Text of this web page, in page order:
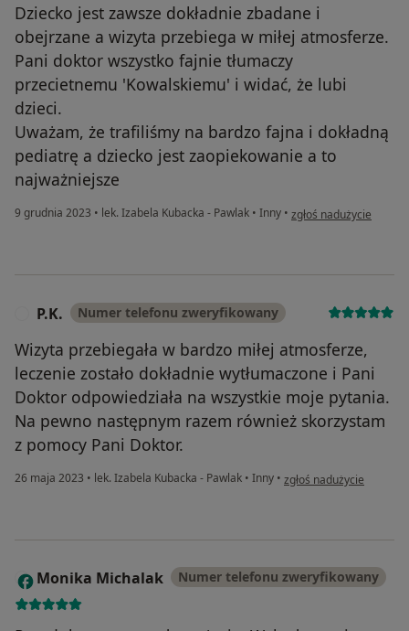
Dziecko jest zawsze dokładnie zbadane i
obejrzane a wizyta przebiega w miłej atmosferze.
Pani doktor wszystko fajnie tłumaczy
przecietnemu 'Kowalskiemu' i widać, że lubi
dzieci.
Uważam, że trafiliśmy na bardzo fajna i dokładną
pediatrę a dziecko jest zaopiekowanie a to
najważniejsze
9 grudnia 2023 • lek. Izabela Kubacka - Pawlak • Inny • w opinii użytkownika
zgłoś nadużycie
P.K. Numer telefonu zweryfikowany
Wizyta przebiegała w bardzo miłej atmosferze,
leczenie zostało dokładnie wytłumaczone i Pani
Doktor odpowiedziała na wszystkie moje pytania.
Na pewno następnym razem również skorzystam
z pomocy Pani Doktor.
26 maja 2023 • lek. Izabela Kubacka - Pawlak • Inny • w opinii użytkownika P.K.
zgłoś nadużycie
M Monika Michalak Numer telefonu zweryfikowany